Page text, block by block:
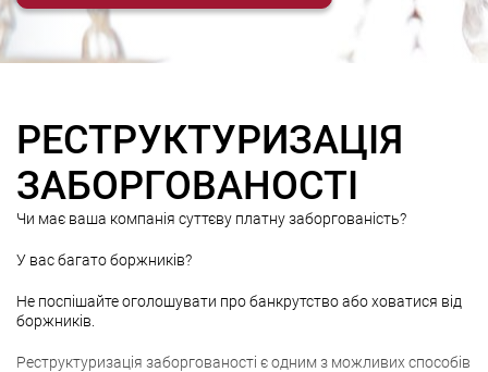
РЕСТРУКТУРИЗАЦІЯ
ЗАБОРГОВАНОСТІ
Чи має ваша компанія суттєву платну заборгованість?
У вас багато боржників?
Не поспішайте оголошувати про банкрутство або ховатися від
боржників.
Реструктуризація заборгованості є одним з можливих способів